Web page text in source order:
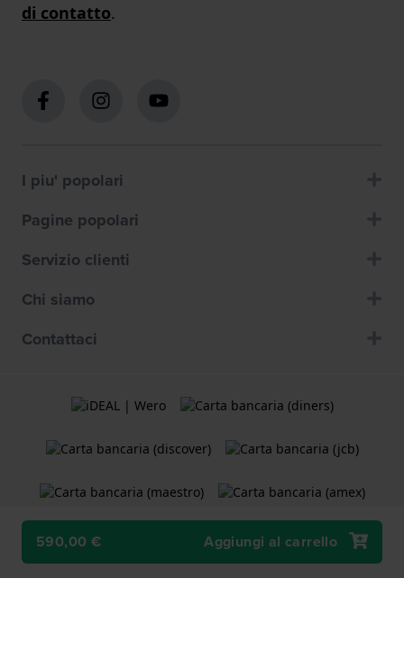
590,00 € Aggiungi al carrello
di contatto.
I piu' popolari
Pagine popolari
Servizio clienti
Chi siamo
Contattaci